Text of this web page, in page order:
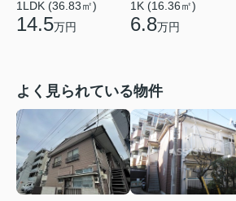
1LDK (36.83㎡)
14.5万円
1K (16.36㎡)
6.8万円
よく見られている物件